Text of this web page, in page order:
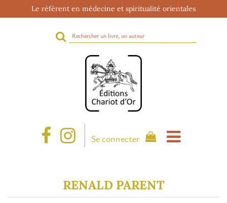
Le référent en médecine et spiritualité orientales
Rechercher
sur
site
Se connecter
RENALD PARENT